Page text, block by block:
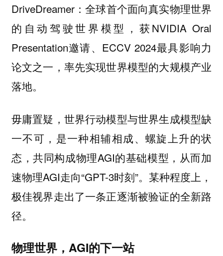
DriveDreamer：全球首个面向真实物理世界
的自动驾驶世界模型，获NVIDIA Oral
Presentation邀请、ECCV 2024最具影响力
论文之一，率先实现世界模型的大规模产业
落地。
毋庸置疑，世界行动模型与世界生成模型缺
一不可，是一种相辅相成、螺旋上升的状
态，共同构成物理AGI的基础模型，从而加
速物理AGI走向“GPT-3时刻”。某种程度上，
极佳视界走出了一条正逐渐被验证的全新路
径。
物理世界，AGI的下一站